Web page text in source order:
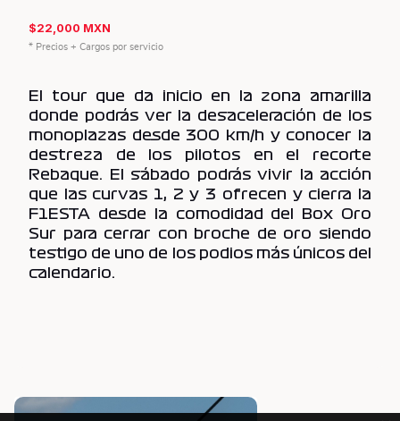
$22,000 MXN
* Precios + Cargos por servicio
El tour que da inicio en la zona amarilla
donde podrás ver la desaceleración de los
monoplazas desde 300 km/h y conocer la
destreza de los pilotos en el recorte
Rebaque. El sábado podrás vivir la acción
que las curvas 1, 2 y 3 ofrecen y cierra la
F1ESTA desde la comodidad del Box Oro
Sur para cerrar con broche de oro siendo
testigo de uno de los podios más únicos del
calendario.